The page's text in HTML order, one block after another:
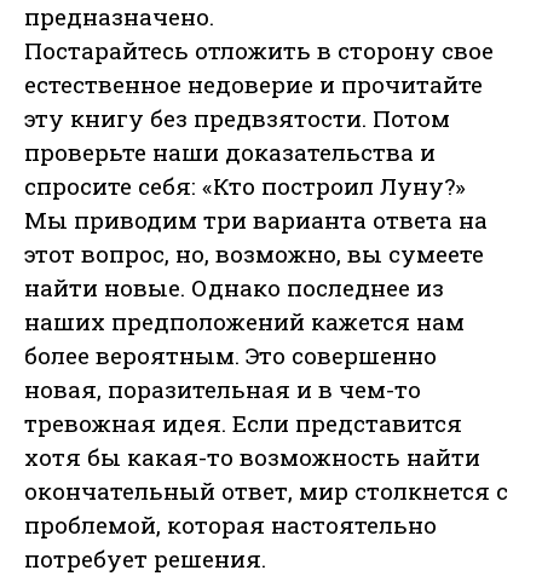
предназначено.
Постарайтесь отложить в сторону свое
естественное недоверие и прочитайте
эту книгу без предвзятости. Потом
проверьте наши доказательства и
спросите себя: «Кто построил Луну?»
Мы приводим три варианта ответа на
этот вопрос, но, возможно, вы сумеете
найти новые. Однако последнее из
наших предположений кажется нам
более вероятным. Это совершенно
новая, поразительная и в чем-то
тревожная идея. Если представится
хотя бы какая-то возможность найти
окончательный ответ, мир столкнется с
проблемой, которая настоятельно
потребует решения.